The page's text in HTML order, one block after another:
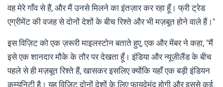
वह मेरे गाँव से हैं, और मैं उनसे मिलने का इंतज़ार कर रहा हूँ। फ्री ट्रेड
एग्रीमेंट की वजह से दोनों देशों के बीच रिश्ते और भी मज़बूत होने वाले हैं।"
इस विज़िट को एक ज़रूरी माइलस्टोन बताते हुए, एक और मेंबर ने कहा, "मैं
इसे एक शानदार मौके के तौर पर देखता हूँ। इंडिया और न्यूज़ीलैंड के बीच
पहले से ही मज़बूत रिश्ते हैं, खासकर इसलिए क्योंकि यहाँ एक बड़ी इंडियन
कम्युनिटी है। यह विज़िट दोनों देशों के लिए फ़ायदेमंद होगी और इससे कई